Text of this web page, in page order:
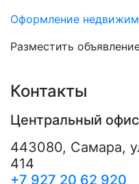
Оформление
Разместить
Контакты
Центральный офис
443080, Самара,
414
+7 927 20 62 920